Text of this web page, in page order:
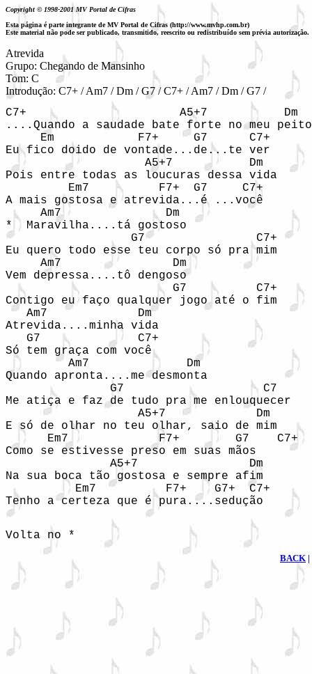
Copyright © 1998-2001 MV Portal de Cifras
Esta página é parte integrante de MV Portal de Cifras (http://www.mvhp.com.br)
Este material não pode ser publicado, transmitido, reescrito ou redistribuído sem prévia autorização.
Atrevida
Grupo: Chegando de Mansinho
Tom: C
Introdução: C7+ / Am7 / Dm / G7 / C7+ / Am7 / Dm / G7 /
C7+                      A5+7           Dm
....Quando a saudade bate forte no meu peito
     Em            F7+     G7      C7+
Eu fico doido de vontade...de...te ver
                    A5+7           Dm
Pois entre todas as loucuras dessa vida
         Em7          F7+  G7     C7+
A mais gostosa e atrevida...é ...você
     Am7               Dm
*  Maravilha....tá gostoso
                  G7                C7+
Eu quero todo esse teu corpo só pra mim
     Am7                Dm
Vem depressa....tô dengoso
G7
Contigo eu faço qualquer jogo até o fim
   Am7             Dm
Atrevida....minha vida
   G7              C7+
Só tem graça com você
         Am7              Dm
Quando apronta....me desmonta
               G7                    C7
Me atiça e faz de tudo pra me enlouquecer
                   A5+7             Dm
E só de olhar no teu olhar, saio de mim
      Em7             F7+        G7    C7+
Como se estivesse preso em suas mãos
               A5+7                Dm
Na sua boca tão gostosa e sempre afim
          Em7          F7+    G7+  C7+
Tenho a certeza que é pura....sedução
Volta no *
BACK |